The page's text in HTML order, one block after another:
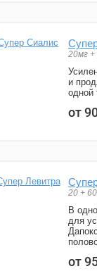
20мг +
и
одной
от
20 +
В
для
от